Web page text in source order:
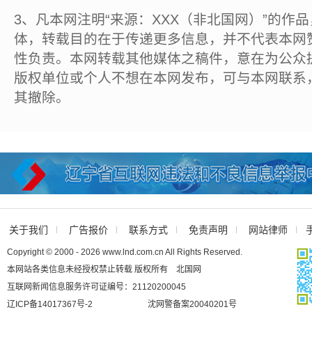
3、凡本网注明“来源：XXX（非北国网）”的作
体，转载目的在于传递更多信息，并不代表本
性负责。本网转载其他媒体之稿件，意在为公
版权单位或个人不想在本网发布，可与本网联
其撤除。
关于我们 广告报价 联系方式 免责声明 网站律师
Copyright © 2000 - 2026 www.lnd.com.cn All Rights Reserved.
本网站各类信息未经授权禁止转载 版权所有 北国网
互联网新闻信息服务许可证编号：21120200045
辽ICP备14017367号-2
沈网警备案20040201号